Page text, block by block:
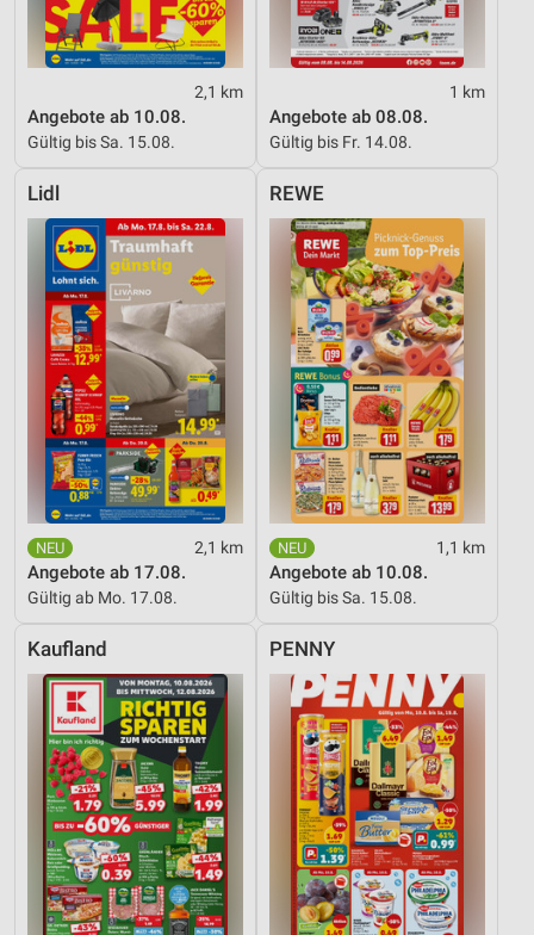
2,1 km
Angebote ab 10.08.
Gültig bis Sa. 15.08.
1 km
Angebote ab 08.08.
Gültig bis Fr. 14.08.
Lidl
2,1 km
Angebote ab 17.08.
Gültig ab Mo. 17.08.
REWE
1,1 km
Angebote ab 10.08.
Gültig bis Sa. 15.08.
Kaufland PENNY